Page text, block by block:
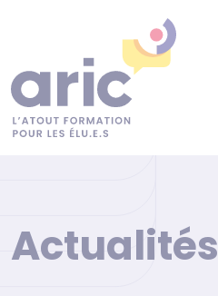
Actualités